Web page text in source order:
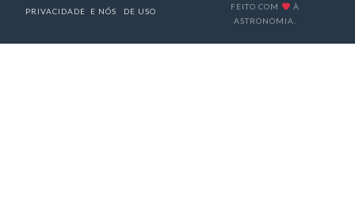
PRIVACIDADE
E NÓS
DE USO
FEITO COM
À
ASTRONOMIA.